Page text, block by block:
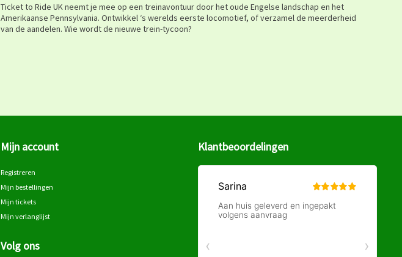
Ticket to Ride UK neemt je mee op een treinavontuur door het oude Engelse landschap en het
Amerikaanse Pennsylvania. Ontwikkel ‘s werelds eerste locomotief, of verzamel de meerderheid
van de aandelen. Wie wordt de nieuwe trein-tycoon?
Mijn account
Registreren
Mijn bestellingen
Mijn tickets
Mijn verlanglijst
Volg ons
Klantbeoordelingen